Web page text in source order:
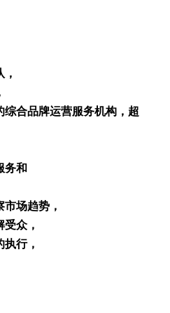
综合品牌运营服务机构，超
务和
场趋势，
众，
⾏，